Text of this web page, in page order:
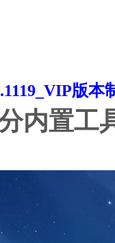
版
内置工